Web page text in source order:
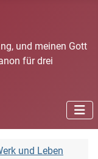
und meinen Gott
für drei
und Leben